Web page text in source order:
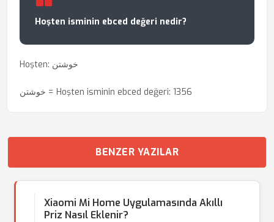
Hoşten isminin ebced değeri nedir?
Hoşten: خوشتن
خوشتن = Hoşten isminin ebced değeri: 1356
BENZER YAZILAR
Xiaomi Mi Home Uygulamasında Akıllı
Priz Nasıl Eklenir?